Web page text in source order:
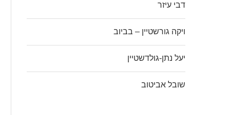
דבי עיזר
ויקה גורשטיין – בביוב
יעל נתן-גולדשטיין
שובל אביטוב